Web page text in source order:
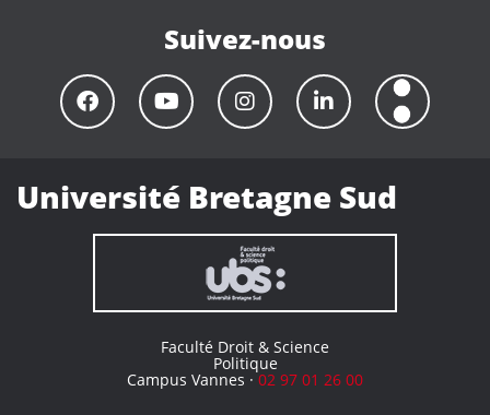
Suivez-nous
Université Bretagne Sud
Faculté Droit & Science
Politique
Campus Vannes ·02 97 01 26 00